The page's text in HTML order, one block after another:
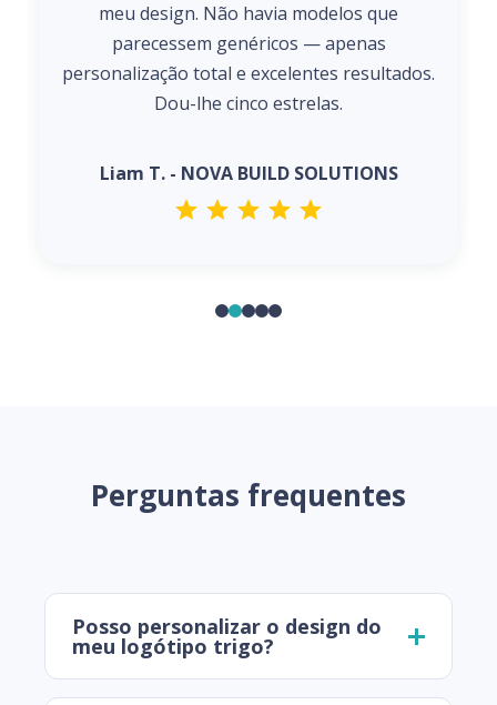
meu design. Não havia modelos que
parecessem genéricos — apenas
personalização total e excelentes resultados.
Dou-lhe cinco estrelas.
Liam T. - NOVA BUILD SOLUTIONS
Perguntas frequentes
Posso personalizar o design do
meu logótipo trigo?